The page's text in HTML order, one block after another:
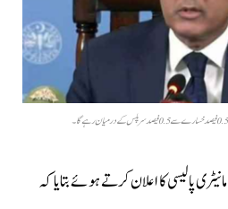
پالیسی کا اعلان کرتے ہوئے بتایا کہ